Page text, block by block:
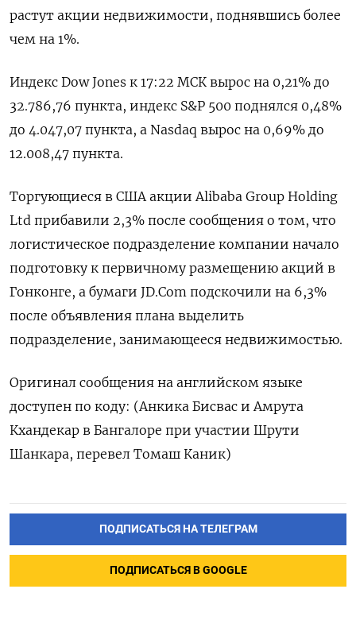
растут акции недвижимости, поднявшись более
чем на 1%.
Индекс Dow Jones к 17:22 МСК вырос на 0,21% до
32.786,76 пункта, индекс S&P 500 поднялся 0,48%
до 4.047,07​ пункта, а Nasdaq вырос на 0,69% до
12.008,47 пункта.
Торгующиеся в США акции Alibaba Group Holding
Ltd прибавили 2,3% после сообщения о том, что
логистическое подразделение компании начало
подготовку к первичному размещению акций в
Гонконге, а бумаги JD.Com подскочили на 6,3%
после объявления плана выделить
подразделение, занимающееся недвижимостью.
Оригинал сообщения на английском языке
доступен по коду: (Анкика Бисвас и Амрута
Кхандекар в Бангалоре при участии Шрути
Шанкара, перевел Томаш Каник)
ПОДПИСАТЬСЯ НА ТЕЛЕГРАМ
ПОДПИСАТЬСЯ В GOOGLE